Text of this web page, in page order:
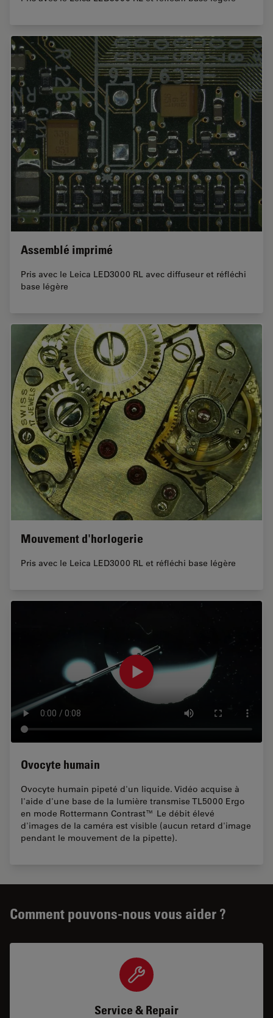
Assemblé imprimé
Pris avec le Leica LED3000 RL avec diffuseur et réfléchi
base légère
Mouvement d'horlogerie
Pris avec le Leica LED3000 RL et réfléchi base légère
Ovocyte humain
Ovocyte humain pipeté d'un liquide. Vidéo acquise à
l'aide d'une base de la lumière transmise TL5000 Ergo
en mode Rottermann Contrast™ Le débit élevé
d'images de la caméra est visible (aucun retard d'image
pendant le mouvement de la pipette).
Comment pouvons-nous vous aider ?
Service & Repair